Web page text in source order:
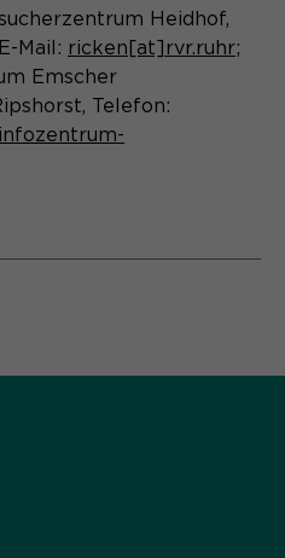
Heidhof,
Mail: ricken[at]rvr.ruhr;
Emscher
Telefon:
infozentrum-